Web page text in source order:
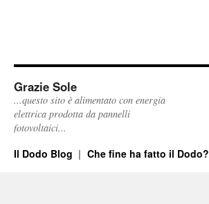
Grazie Sole
...questo sito è alimentato con energia
elettrica prodotta da pannelli
fotovoltaici...
Il Dodo Blog Che fine ha fatto il Dodo?